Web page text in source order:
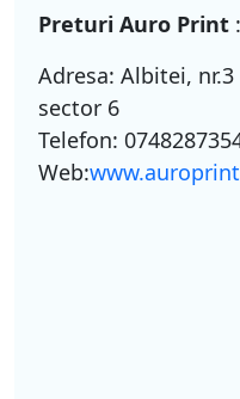
Preturi Auro Print :
Adresa: Albitei,
sector 6
Telefon:
Web: